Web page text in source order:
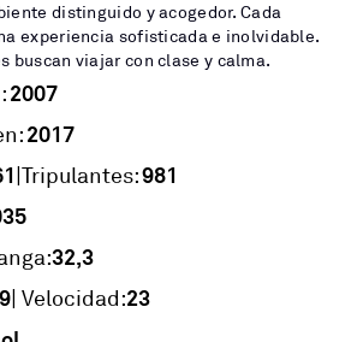
distinguido y acogedor. Cada
experiencia sofisticada e inolvidable.
buscan viajar con clase y calma.
2007
2017
|Tripulantes:981
32,3
| Velocidad:23